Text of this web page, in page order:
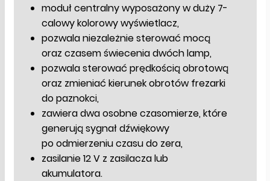
moduł centralny wyposażony w duży 7-
calowy kolorowy wyświetlacz,
pozwala niezależnie sterować mocą
oraz czasem świecenia dwóch lamp,
pozwala sterować prędkością obrotową
oraz zmieniać kierunek obrotów frezarki
do paznokci,
zawiera dwa osobne czasomierze, które
generują sygnał dźwiękowy
po odmierzeniu czasu do zera,
zasilanie 12 V z zasilacza lub
akumulatora.